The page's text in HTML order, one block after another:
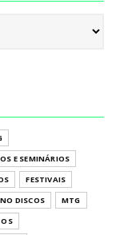
E SEMINÁRIOS
FESTIVAIS
DISCOS
MTG